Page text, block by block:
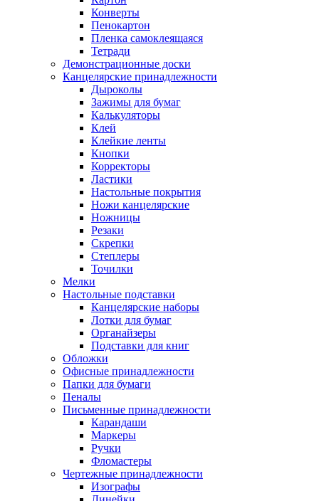
Конверты
Пенокартон
Пленка самоклеящаяся
Тетради
Демонстрационные доски
Канцелярские принадлежности
Дыроколы
Зажимы для бумаг
Калькуляторы
Клей
Клейкие ленты
Кнопки
Корректоры
Ластики
Настольные покрытия
Ножи канцелярские
Ножницы
Резаки
Скрепки
Степлеры
Точилки
Мелки
Настольные подставки
Канцелярские наборы
Лотки для бумаг
Органайзеры
Подставки для книг
Обложки
Офисные принадлежности
Папки для бумаги
Пеналы
Письменные принадлежности
Карандаши
Маркеры
Ручки
Фломастеры
Чертежные принадлежности
Изографы